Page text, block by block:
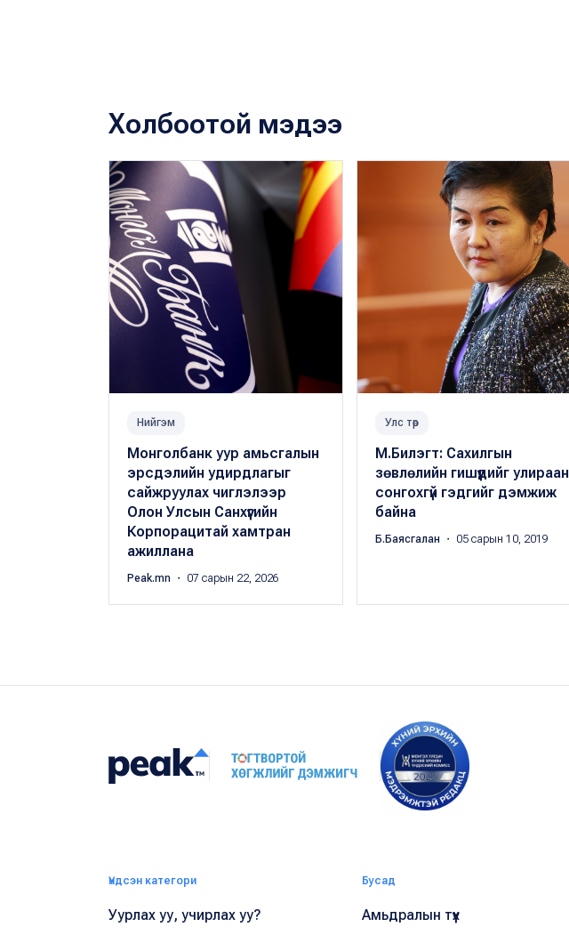
Холбоотой мэдээ
Нийгэм
Монголбанк уур амьсгалын
эрсдэлийн удирдлагыг
сайжруулах чиглэлээр
Олон Улсын Санхүүгийн
Корпорацитай хамтран
ажиллана
Peak.mn ・ 07 сарын 22, 2026
Улс төр
М.Билэгт: Сахилгын
зөвлөлийн гишүүдийг улираан
сонгохгүй гэдгийг дэмжиж
байна
Б.Баясгалан ・ 05 сарын 10, 2019
Үндсэн категори
Уурлах уу, учирлах уу?
Бусад
Амьдралын түүх